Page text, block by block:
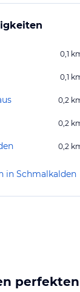
0,1
0,1
0,2
0,2
0,2
in Schmalkalden